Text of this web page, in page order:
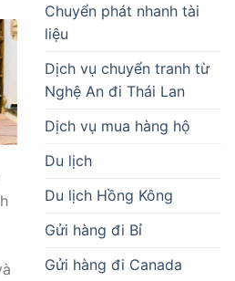
Chuyển phát nhanh tài
liệu
Dịch vụ chuyển tranh từ
Nghệ An đi Thái Lan
Dịch vụ mua hàng hộ
Du lịch
Du lịch Hồng Kông
Gửi hàng đi Bỉ
Gửi hàng đi Canada